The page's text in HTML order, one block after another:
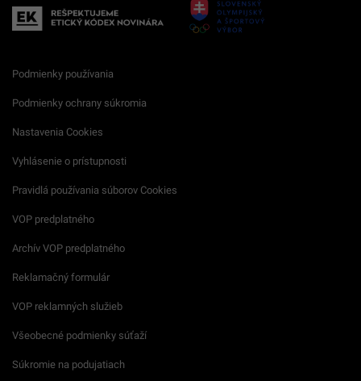
Podmienky používania
Podmienky ochrany súkromia
Nastavenia Cookies
Vyhlásenie o prístupnosti
Pravidlá používania súborov Cookies
VOP predplatného
Archív VOP predplatného
Reklamačný formulár
VOP reklamných služieb
Všeobecné podmienky súťaží
Súkromie na podujatiach